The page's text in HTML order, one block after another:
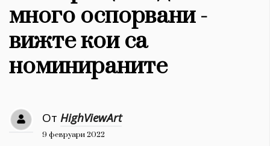
Красота
777
Книги 1188
много оспорвани -
вижте кои са
номинираните
От HighViewArt
9 февруари 2022